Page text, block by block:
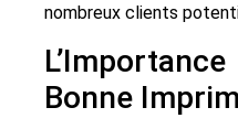
nombreux clients
Bonne